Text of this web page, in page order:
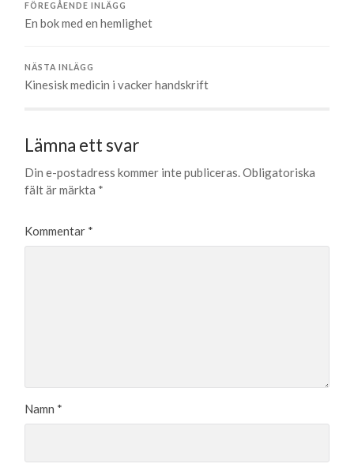
FÖREGÅENDE INLÄGG
En bok med en hemlighet
NÄSTA INLÄGG
Kinesisk medicin i vacker handskrift
Lämna ett svar
Din e-postadress kommer inte publiceras.Obligatoriska
fält är märkta *
Kommentar *
Namn *